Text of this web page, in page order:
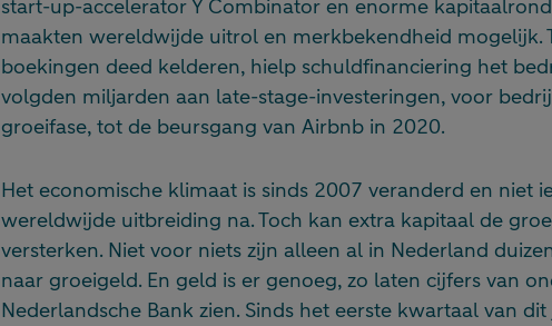
start-up-accelerator Y Combinator en enorme
maakten wereldwijde uitrol en merkbekendheid mogelijk.
boekingen deed kelderen, hielp schuldfinanciering het
volgden miljarden aan late-stage-investeringen, voor
groeifase, tot de beursgang van Airbnb in 2020.
Het economische klimaat is sinds 2007 veranderd en niet
wereldwijde uitbreiding na. Toch kan extra kapitaal de
versterken. Niet voor niets zijn alleen al in Nederland
naar groeigeld. En geld is er genoeg, zo laten cijfers van
Nederlandsche Bank zien. Sinds het eerste kwartaal van